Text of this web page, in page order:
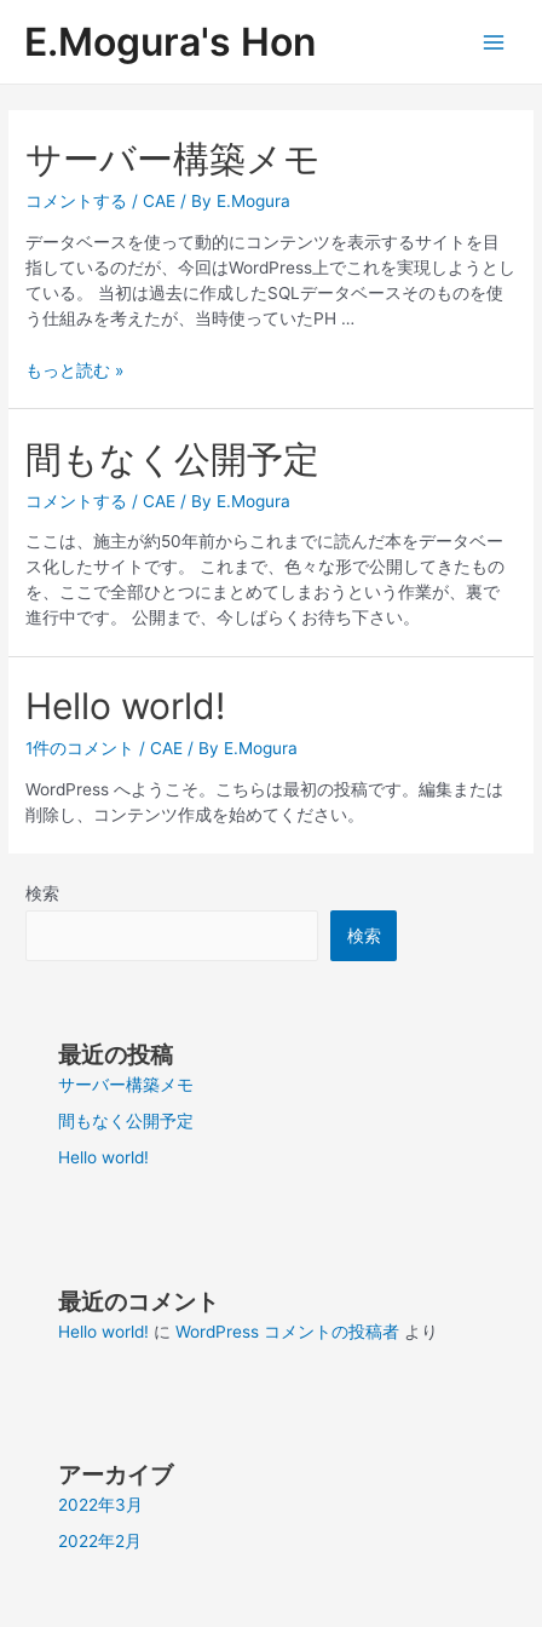
E.Mogura's Hon
サーバー構築メモ
コメントする /CAE / By E.Mogura
データベースを使って動的にコンテンツを表示するサイトを目
指しているのだが、今回はWordPress上でこれを実現しようとし
ている。 当初は過去に作成したSQLデータベースそのものを使
う仕組みを考えたが、当時使っていたPH …
サ
ー
構
築
モ
もっと読む »
間もなく公開予定
コメントする /CAE / By E.Mogura
ここは、施主が約50年前からこれまでに読んだ本をデータベー
ス化したサイトです。 これまで、色々な形で公開してきたもの
を、ここで全部ひとつにまとめてしまおうという作業が、裏で
進行中です。 公開まで、今しばらくお待ち下さい。
Hello world!
1件のコメント /CAE / By E.Mogura
WordPress へようこそ。こちらは最初の投稿です。編集または
削除し、コンテンツ作成を始めてください。
検索
検索
最近の投稿
サーバー構築メモ
間もなく公開予定
Hello world!
最近のコメント
Hello world! にWordPress コメントの投稿者 より
アーカイブ
2022年3月
2022年2月